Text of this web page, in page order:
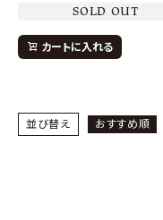
meeting_room
SOLD OUT
カートに入れる
並び替え おすすめ順